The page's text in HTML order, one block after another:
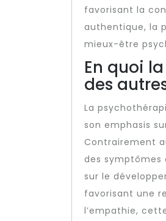
favorisant la
authentique, la
mieux-être
En quoi
des
La
son emphasis
Contrairement
des symptômes
sur le
favorisant une
l’empathie,